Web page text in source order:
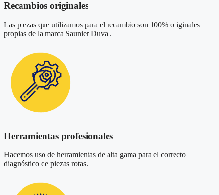
Recambios originales
Las piezas que utilizamos para el recambio son 100% originales
propias de la marca Saunier Duval.
Herramientas profesionales
Hacemos uso de herramientas de alta gama para el correcto
diagnóstico de piezas rotas.